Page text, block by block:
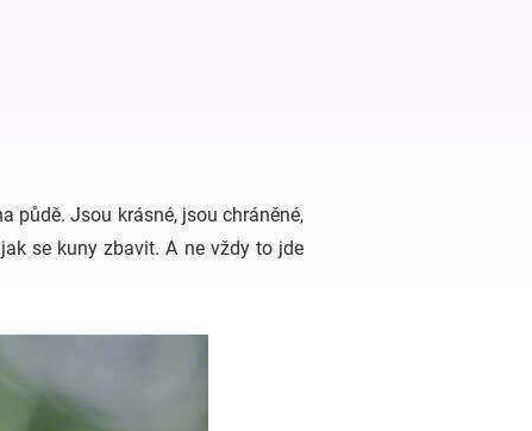
půdě. Jsou krásné, jsou chráněné,
se kuny zbavit. A ne vždy to jde